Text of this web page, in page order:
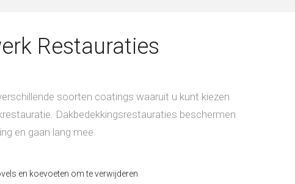
Restauraties
soorten coatings waaruit u kunt kiezen
Dakbedekkingsrestauraties beschermen
en gaan lang mee.
en koevoeten om te verwijderen